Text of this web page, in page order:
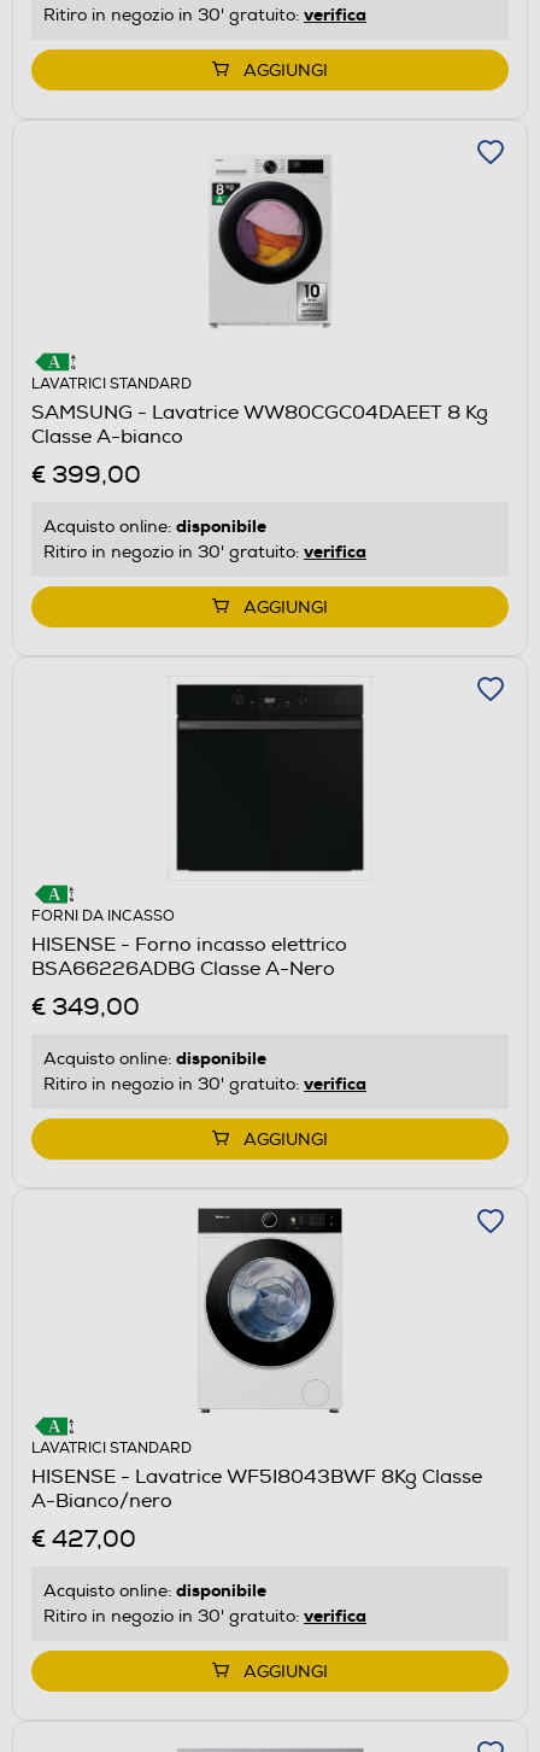
Ritiro in negozio in 30' gratuito: verifica
AGGIUNGI
LAVATRICI STANDARD
SAMSUNG - Lavatrice WW80CGC04DAEET 8 Kg
Classe A-bianco
€ 399,00
Acquisto online: disponibile
Ritiro in negozio in 30' gratuito: verifica
AGGIUNGI
FORNI DA INCASSO
HISENSE - Forno incasso elettrico
BSA66226ADBG Classe A-Nero
€ 349,00
Acquisto online: disponibile
Ritiro in negozio in 30' gratuito: verifica
AGGIUNGI
LAVATRICI STANDARD
HISENSE - Lavatrice WF5I8043BWF 8Kg Classe
A-Bianco/nero
€ 427,00
Acquisto online: disponibile
Ritiro in negozio in 30' gratuito: verifica
AGGIUNGI